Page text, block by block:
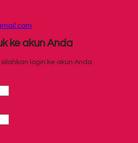
ke akun Anda
login ke akun Anda.